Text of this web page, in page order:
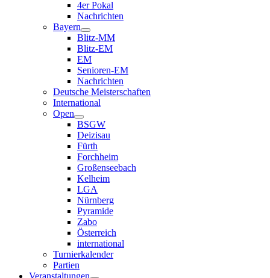
4er Pokal
Nachrichten
Bayern
Blitz-MM
Blitz-EM
EM
Senioren-EM
Nachrichten
Deutsche Meisterschaften
International
Open
BSGW
Deizisau
Fürth
Forchheim
Großenseebach
Kelheim
LGA
Nürnberg
Pyramide
Zabo
Österreich
international
Turnierkalender
Partien
Veranstaltungen